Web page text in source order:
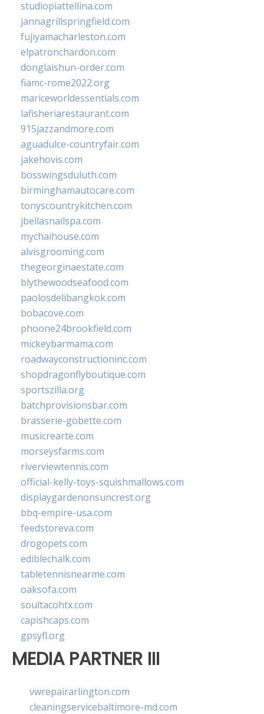
studiopiattellina.com
jannagrillspringfield.com
fujiyamacharleston.com
elpatronchardon.com
donglaishun-order.com
fiamc-rome2022.org
mariceworldessentials.com
lafisheriarestaurant.com
915jazzandmore.com
aguadulce-countryfair.com
jakehovis.com
bosswingsduluth.com
birminghamautocare.com
tonyscountrykitchen.com
jbellasnailspa.com
mychaihouse.com
alvisgrooming.com
thegeorginaestate.com
blythewoodseafood.com
paolosdelibangkok.com
bobacove.com
phoone24brookfield.com
mickeybarmama.com
roadwayconstructioninc.com
shopdragonflyboutique.com
sportszilla.org
batchprovisionsbar.com
brasserie-gobette.com
musicrearte.com
morseysfarms.com
riverviewtennis.com
official-kelly-toys-squishmallows.com
displaygardenonsuncrest.org
bbq-empire-usa.com
feedstoreva.com
drogopets.com
ediblechalk.com
tabletennisnearme.com
oaksofa.com
soultacohtx.com
capishcaps.com
gpsyfl.org
MEDIA PARTNER III
vwrepairarlington.com
cleaningservicebaltimore-md.com